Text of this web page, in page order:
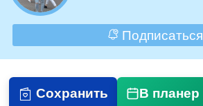
Подписаться
Сохранить В планер